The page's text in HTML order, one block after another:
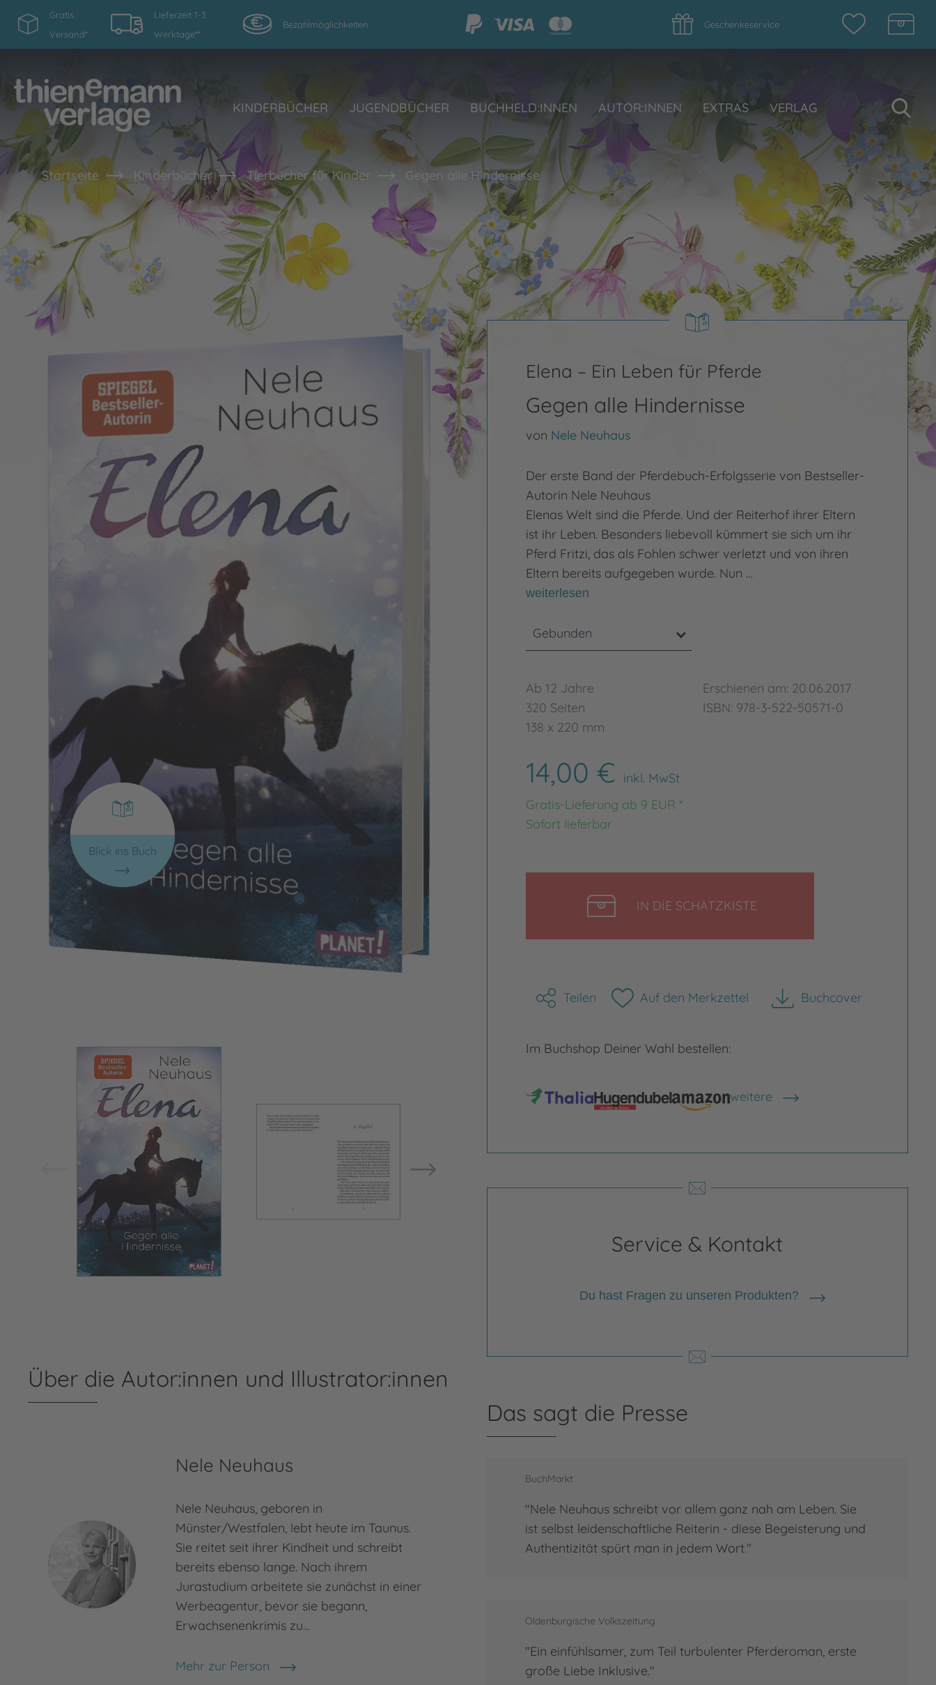
Gratis
Versand*
Lieferzeit 1-3
Werktage**
Bezahlmöglichkeiten Geschenkeservice
KINDERBÜCHER JUGENDBÜCHER BUCHHELD:INNEN AUTOR:INNEN EXTRAS VERLAG
Startseite Kinderbücher Tierbücher für Kinder Gegen alle Hindernisse
Blick ins Buch
Bild vergrößern
Elena – Ein Leben für Pferde
Gegen alle Hindernisse
von Nele Neuhaus
Der erste Band der Pferdebuch-Erfolgsserie von Bestseller-
Autorin Nele Neuhaus
Elenas Welt sind die Pferde. Und der Reiterhof ihrer Eltern
ist ihr Leben. Besonders liebevoll kümmert sie sich um ihr
Pferd Fritzi, das als Fohlen schwer verletzt und von ihren
Eltern bereits aufgegeben wurde. Nun …
weiterlesen
Gebunden
Ab 12 Jahre
320 Seiten
138 x 220 mm
Erschienen am: 20.06.2017
ISBN: 978-3-522-50571-0
14,00 € inkl. MwSt
Gratis-Lieferung ab 9 EUR *
Sofort lieferbar
IN DIE SCHATZKISTE
Teilen Auf den Merkzettel Buchcover
herunterladen
Im Buchshop Deiner Wahl bestellen:
weitere
Shops anzeigen
Service & Kontakt
Du hast Fragen zu unseren Produkten?
Über die Autor:innen und Illustrator:innen
Nele Neuhaus
Nele Neuhaus, geboren in
Münster/Westfalen, lebt heute im Taunus.
Sie reitet seit ihrer Kindheit und schreibt
bereits ebenso lange. Nach ihrem
Jurastudium arbeitete sie zunächst in einer
Werbeagentur, bevor sie begann,
Erwachsenenkrimis zu…
Mehr zur Person
Nele Neuhaus
Das sagt die Presse
BuchMarkt
"Nele Neuhaus schreibt vor allem ganz nah am Leben. Sie
ist selbst leidenschaftliche Reiterin - diese Begeisterung und
Authentizität spürt man in jedem Wort."
Oldenburgische Volkszeitung
"Ein einfühlsamer, zum Teil turbulenter Pferderoman, erste
große Liebe Inklusive."